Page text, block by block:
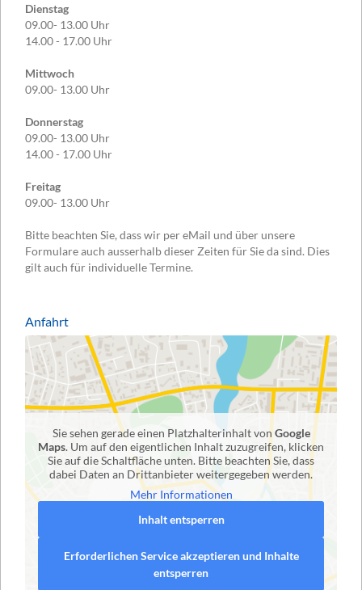
Dienstag
09.00- 13.00 Uhr
14.00 - 17.00 Uhr
Mittwoch
09.00- 13.00 Uhr
Donnerstag
09.00- 13.00 Uhr
14.00 - 17.00 Uhr
Freitag
09.00- 13.00 Uhr
Bitte beachten Sie, dass wir per eMail und über unsere
Formulare auch ausserhalb dieser Zeiten für Sie da sind. Dies
gilt auch für individuelle Termine.
Anfahrt
Sie sehen gerade einen Platzhalterinhalt von Google
Maps. Um auf den eigentlichen Inhalt zuzugreifen, klicken
Sie auf die Schaltfläche unten. Bitte beachten Sie, dass
dabei Daten an Drittanbieter weitergegeben werden.
Mehr Informationen
Inhalt entsperren
Erforderlichen Service akzeptieren und Inhalte
entsperren